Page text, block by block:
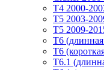
T4 2000-
T5 2003-
T5 2009-
T6
Т6
T6.1